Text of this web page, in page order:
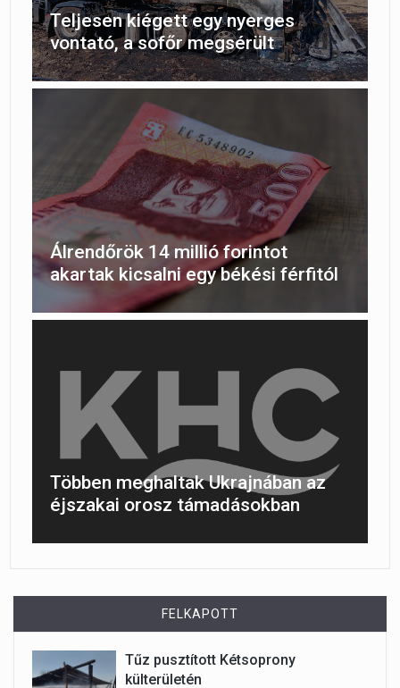
Teljesen kiégett egy nyerges
vontató, a sofőr megsérült
Álrendőrök 14 millió forintot
akartak kicsalni egy békési férfitól
Többen meghaltak Ukrajnában az
éjszakai orosz támadásokban
FELKAPOTT
Tűz pusztított Kétsoprony
külterületén